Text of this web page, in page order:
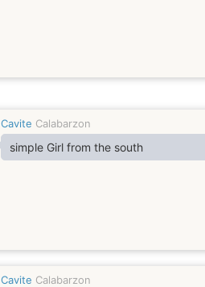
Cavite Calabarzon
simple Girl from the south
Cavite Calabarzon